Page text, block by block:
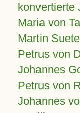
konvertierte
Maria von
Martin
Petrus von
Johannes
Petrus von
Johannes